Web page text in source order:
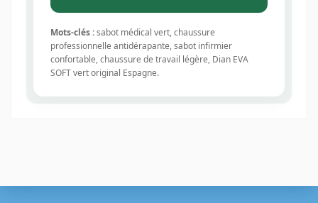
Mots-clés :sabot médical vert, chaussure
professionnelle antidérapante, sabot infirmier
confortable, chaussure de travail légère, Dian EVA
SOFT vert original Espagne.